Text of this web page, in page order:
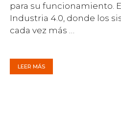
para su funcionamiento.
Industria 4.0, donde los
cada vez más …
LEER MÁS